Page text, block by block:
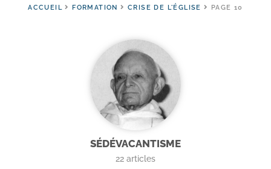
ACCUEIL FORMATION CRISE DE L'ÉGLISE PAGE 10
SÉDÉVACANTISME
22 articles